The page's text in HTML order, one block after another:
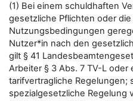
(1) Bei einem schuldhaften
gesetzliche Pflichten oder
Nutzungsbedingungen
Nutzer*in nach den
gilt § 41
Arbeiter § 3 Abs. 7 TV-L oder
tarifvertragliche Regelungen;
spezialgesetzliche Regelung